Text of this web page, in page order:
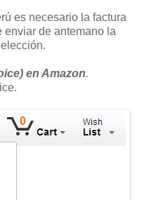
es necesario la factura
enviar de antemano la
en Amazon.